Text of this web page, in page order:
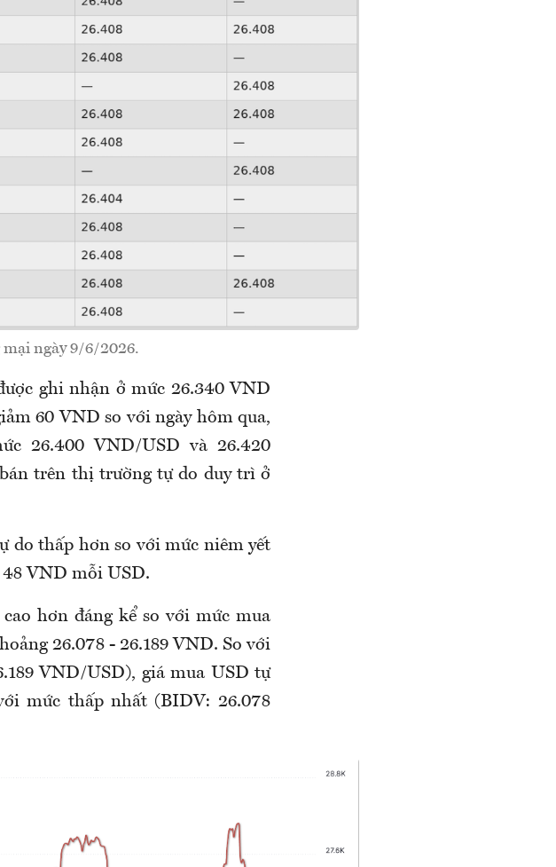
mại ngày 9/6/2026.
ghi nhận ở mức 26.340 VND
60 VND so với ngày hôm qua,
26.400 VND/USD và 26.420
trên thị trường tự do duy trì ở
thấp hơn so với mức niêm yết
48 VND mỗi USD.
hơn đáng kể so với mức mua
26.078 - 26.189 VND. So với
VND/USD), giá mua USD tự
mức thấp nhất (BIDV: 26.078